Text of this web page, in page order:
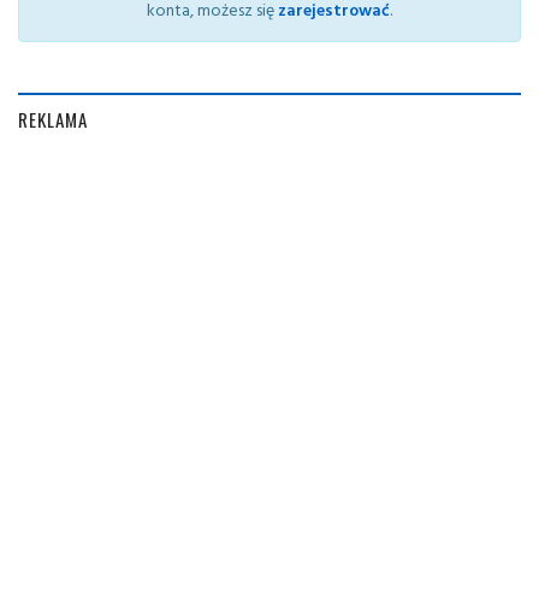
konta, możesz sięzarejestrować.
REKLAMA